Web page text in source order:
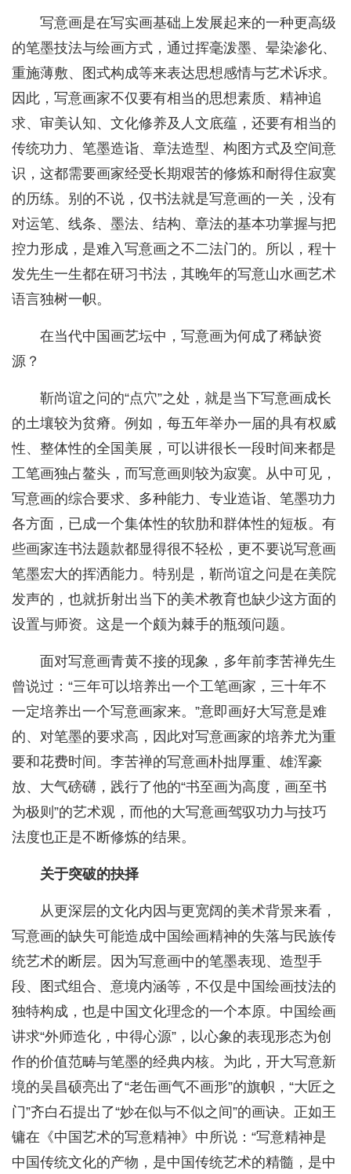
写意画是在写实画基础上发展起来的一种更高级
的笔墨技法与绘画方式，通过挥毫泼墨、晕染渗化、
重施薄敷、图式构成等来表达思想感情与艺术诉求。
因此，写意画家不仅要有相当的思想素质、精神追
求、审美认知、文化修养及人文底蕴，还要有相当的
传统功力、笔墨造诣、章法造型、构图方式及空间意
识，这都需要画家经受长期艰苦的修炼和耐得住寂寞
的历练。别的不说，仅书法就是写意画的一关，没有
对运笔、线条、墨法、结构、章法的基本功掌握与把
控力形成，是难入写意画之不二法门的。所以，程十
发先生一生都在研习书法，其晚年的写意山水画艺术
语言独树一帜。
在当代中国画艺坛中，写意画为何成了稀缺资
源？
靳尚谊之问的“点穴”之处，就是当下写意画成长
的土壤较为贫瘠。例如，每五年举办一届的具有权威
性、整体性的全国美展，可以讲很长一段时间来都是
工笔画独占鳌头，而写意画则较为寂寞。从中可见，
写意画的综合要求、多种能力、专业造诣、笔墨功力
各方面，已成一个集体性的软肋和群体性的短板。有
些画家连书法题款都显得很不轻松，更不要说写意画
笔墨宏大的挥洒能力。特别是，靳尚谊之问是在美院
发声的，也就折射出当下的美术教育也缺少这方面的
设置与师资。这是一个颇为棘手的瓶颈问题。
面对写意画青黄不接的现象，多年前李苦禅先生
曾说过：“三年可以培养出一个工笔画家，三十年不
一定培养出一个写意画家来。”意即画好大写意是难
的、对笔墨的要求高，因此对写意画家的培养尤为重
要和花费时间。李苦禅的写意画朴拙厚重、雄浑豪
放、大气磅礴，践行了他的“书至画为高度，画至书
为极则”的艺术观，而他的大写意画驾驭功力与技巧
法度也正是不断修炼的结果。
关于突破的抉择
从更深层的文化内因与更宽阔的美术背景来看，
写意画的缺失可能造成中国绘画精神的失落与民族传
统艺术的断层。因为写意画中的笔墨表现、造型手
段、图式组合、意境内涵等，不仅是中国绘画技法的
独特构成，也是中国文化理念的一个本原。中国绘画
讲求“外师造化，中得心源”，以心象的表现形态为创
作的价值范畴与笔墨的经典内核。为此，开大写意新
境的吴昌硕亮出了“老缶画气不画形”的旗帜，“大匠之
门”齐白石提出了“妙在似与不似之间”的画诀。正如王
镛在《中国艺术的写意精神》中所说：“写意精神是
中国传统文化的产物，是中国传统艺术的精髓，是中